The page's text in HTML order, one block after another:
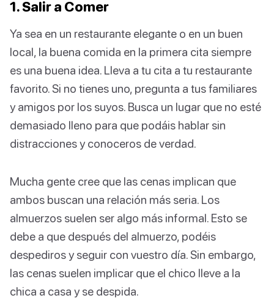
1. Salir a Comer
Ya sea en un restaurante elegante o en un buen
local, la buena comida en la primera cita siempre
es una buena idea. Lleva a tu cita a tu restaurante
favorito. Si no tienes uno, pregunta a tus familiares
y amigos por los suyos. Busca un lugar que no esté
demasiado lleno para que podáis hablar sin
distracciones y conoceros de verdad.
Mucha gente cree que las cenas implican que
ambos buscan una relación más seria. Los
almuerzos suelen ser algo más informal. Esto se
debe a que después del almuerzo, podéis
despediros y seguir con vuestro día. Sin embargo,
las cenas suelen implicar que el chico lleve a la
chica a casa y se despida.